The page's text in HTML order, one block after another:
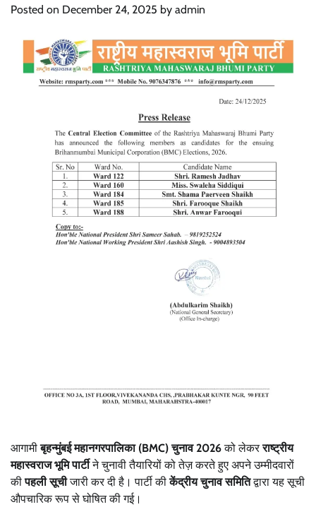
Posted on December 24, 2025 by admin
आगामीबृहन्मुंबई महानगरपालिका (BMC) चुनाव 2026को लेकरराष्ट्रीय
महास्वराज भूमि पार्टीने चुनावी तैयारियों को तेज़ करते हुए अपने उम्मीदवारों
कीपहली सूचीजारी कर दी है। पार्टी कीकेंद्रीय चुनाव समितिद्वारा यह सूची
औपचारिक रूप से घोषित की गई।